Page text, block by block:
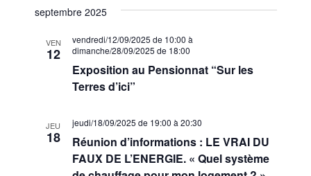
septembre 2025
VEN
12
Exposition au Pensionnat “Sur les
Terres d’ici”
vendredi/12/09/2025 de 10:00 à
dimanche/28/09/2025 de 18:00
JEU
18
Réunion d’informations : LE VRAI DU
FAUX DE L’ENERGIE. « Quel système
jeudi/18/09/2025 de 19:00 à 20:30